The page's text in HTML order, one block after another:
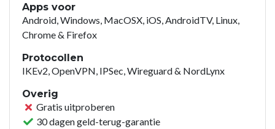
Apps voor
Android, Windows, MacOSX, iOS, AndroidTV, Linux,
Chrome & Firefox
Protocollen
IKEv2, OpenVPN, IPSec, Wireguard & NordLynx
Overig
Gratis uitproberen
30 dagen geld-terug-garantie